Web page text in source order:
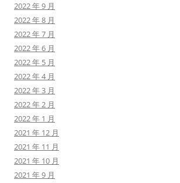
2022 年 9 月
2022 年 8 月
2022 年 7 月
2022 年 6 月
2022 年 5 月
2022 年 4 月
2022 年 3 月
2022 年 2 月
2022 年 1 月
2021 年 12 月
2021 年 11 月
2021 年 10 月
2021 年 9 月